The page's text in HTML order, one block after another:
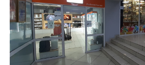
Оплачивайте сегодня только
25% картой любого банка